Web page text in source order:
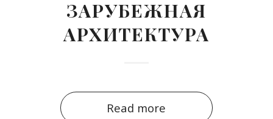
ЗАРУБЕЖНАЯ
АРХИТЕКТУРА
Read more